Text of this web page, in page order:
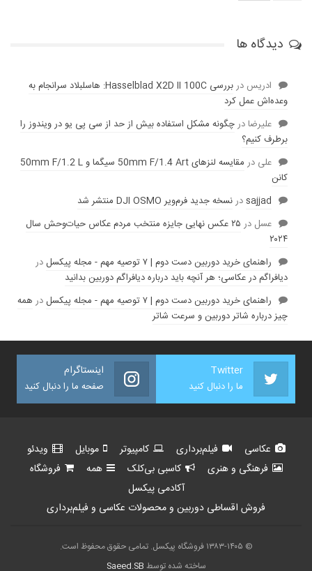
دیدگاه ها
ادریس در
بررسی Hasselblad X2D II 100C: هاسلبلاد سرانجام به
وعده‌‌اش عمل کرد
عليرضادرچگونه مشکل استفاده بیش از حد از سی پی یو در ویندوز را
برطرف کنیم؟
علی در
مقایسه لنز‌های 50mm F/1.4 Art سیگما و 50mm F/1.2 L
کانن
sajjadدرنسخه جدید فرم‌ویر DJI OSMO منتشر شد
عسل در
۲۵ عکس نهایی جایزه منتخب مردم عکاس حیات‌وحش سال
۲۰۲۴
راهنمای خرید دوربین دست دوم | ۷ توصیه مهم - مجله پیکسل
در
دیافراگم در عکاسی؛ هر آنچه باید درباره دیافراگم دوربین بدانید
راهنمای خرید دوربین دست دوم | ۷ توصیه مهم - مجله پیکسل
در همه
چیز درباره شاتر دوربین و سرعت شاتر
Twitter
ما را دنبال کنید
اینستاگرام
صفحه ما را دنبال کنید
عکاسی فیلم‌برداری کامپیوتر موبایل
ویدئو
فرهنگی و هنری
کاسبی بی‌کلک همه
فروشگاه
آکادمی پیکسل
فروش اقساطی دوربین و محصولات عکاسی و فیلم‌برداری
© ۱۳۸۳-۱۴۰۵ فروشگاه پیکسل. تمامی حقوق محفوظ است.
ساخته شده توسط Saeed.SB